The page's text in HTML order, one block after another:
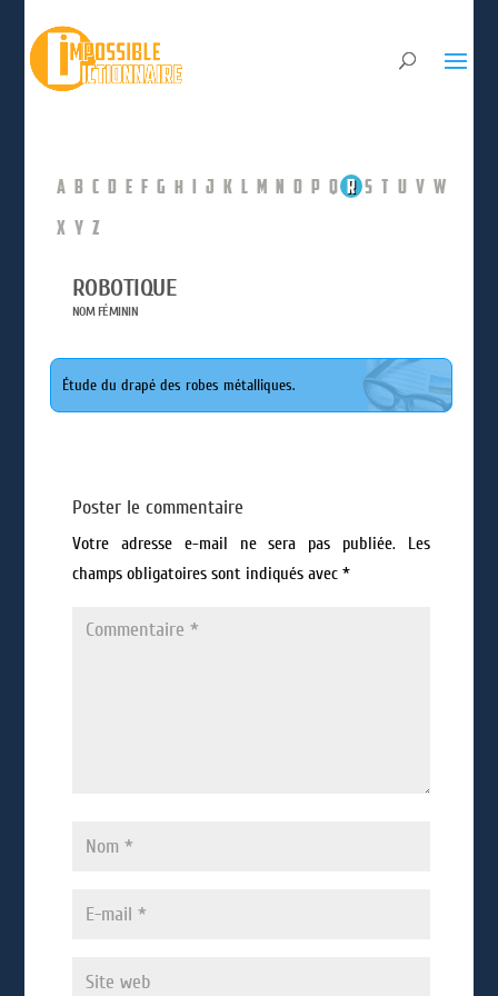
A B C D E F G H I J K L M N O P Q R S T U V W
X Y Z
ROBOTIQUE
NOM FÉMININ
Étude du drapé des robes métalliques.
Poster le commentaire
Votre adresse e-mail ne sera pas publiée.
Les
champs obligatoires sont indiqués avec *